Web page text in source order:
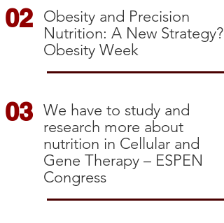
02
Obesity and Precision
Nutrition: A New Strategy?
Obesity Week
03 We have to study and
research more about
nutrition in Cellular and
Gene Therapy – ESPEN
Congress